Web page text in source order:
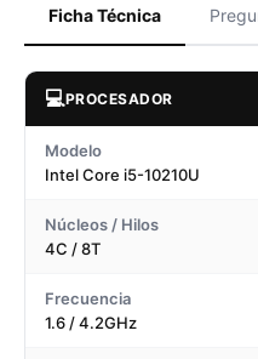
Ficha Técnica
💻PROCESADOR
Modelo
Intel Core i5-10210U
Núcleos / Hilos
4C / 8T
Frecuencia
1.6 / 4.2GHz